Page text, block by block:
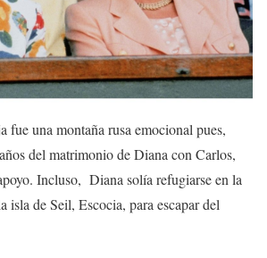
fue una montaña rusa emocional pues,
del matrimonio de Diana con Carlos,
Incluso, Diana solía refugiarse en la
isla de Seil, Escocia, para escapar del